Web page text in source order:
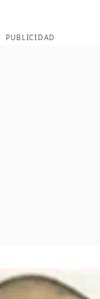
PUBLICIDAD